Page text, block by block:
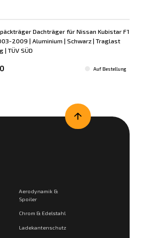
Dachträger für Nissan Kubistar F1
2009 | Aluminium | Schwarz | Traglast
| TÜV SÜD
Auf Bestellung
Aerodynamik &
Spoiler
Chrom & Edelstahl
Ladekantenschutz